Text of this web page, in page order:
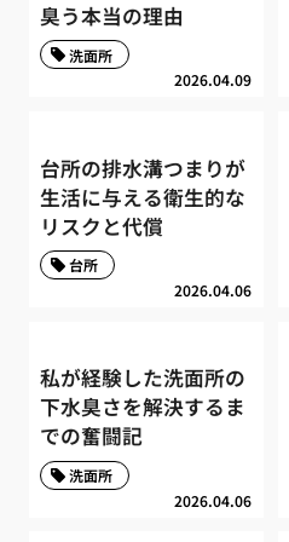
臭う本当の理由
2026.04.09
洗面所
台所の排水溝つまりが
生活に与える衛生的な
リスクと代償
2026.04.06
台所
私が経験した洗面所の
下水臭さを解決するま
での奮闘記
2026.04.06
洗面所